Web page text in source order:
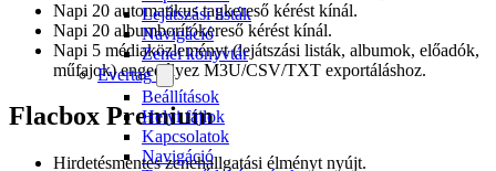
Lejátszási listák
Navigáció
Zenei könyvtár
Evertag
Beállítások
Helyi fájlok
Kapcsolatok
Navigáció
Napi 20 automatikus tagkereső kérést kínál.
Napi 20 albumborítókereső kérést kínál.
Napi 5 médiaközleményt (lejátszási listák, albumok, előadók,
műfajok) engedélyez M3U/CSV/TXT exportáláshoz.
Flacbox Premium
Hirdetésmentes zenehallgatási élményt nyújt.